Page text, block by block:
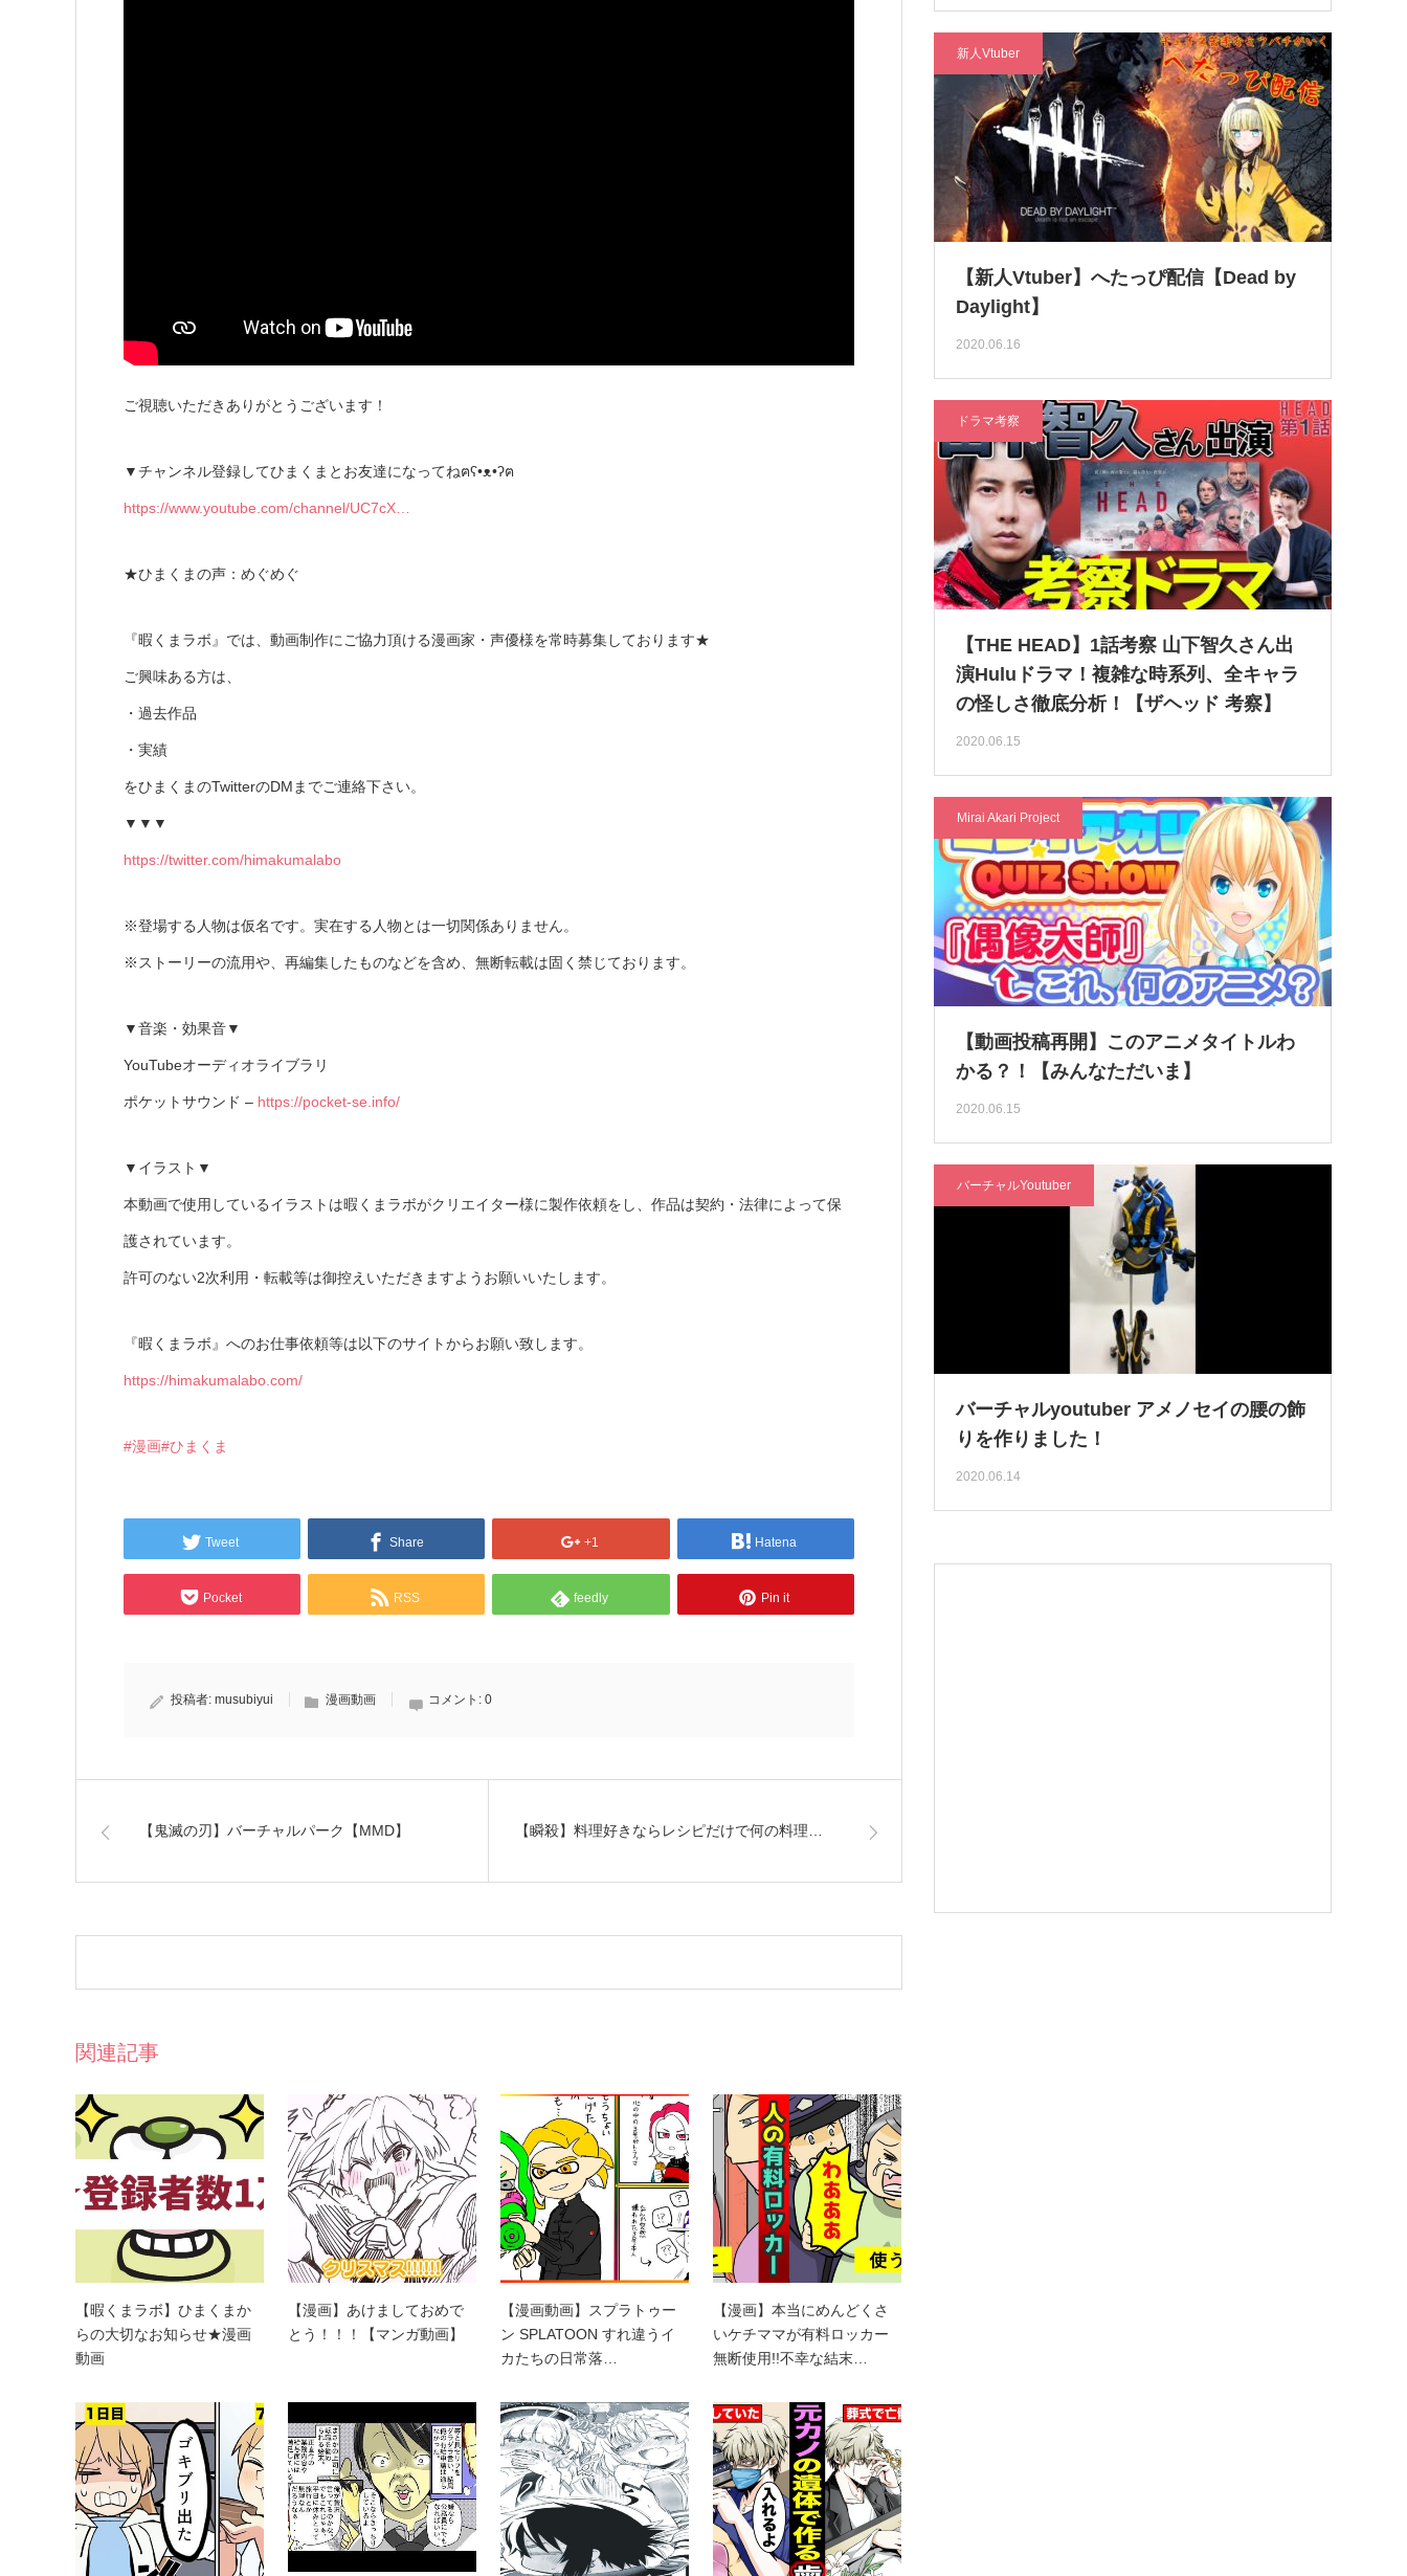
ご視聴いただきありがとうございます！
▼チャンネル登録してひまくまとお友達になってねฅʕ•ᴥ•ʔฅ
https://www.youtube.com/channel/UC7cX…
★ひまくまの声：めぐめぐ
『暇くまラボ』では、動画制作にご協力頂ける漫画家・声優様を常時募集しております★
ご興味ある方は、
・過去作品
・実績
をひまくまのTwitterのDMまでご連絡下さい。
▼▼▼
https://twitter.com/himakumalabo
※登場する人物は仮名です。実在する人物とは一切関係ありません。
※ストーリーの流用や、再編集したものなどを含め、無断転載は固く禁じております。
▼音楽・効果音▼
YouTubeオーディオライブラリ
ポケットサウンド – https://pocket-se.info/
▼イラスト▼
本動画で使用しているイラストは暇くまラボがクリエイター様に製作依頼をし、作品は契約・法律によって保
護されています。
許可のない2次利用・転載等は御控えいただきますようお願いいたします。
『暇くまラボ』へのお仕事依頼等は以下のサイトからお願い致します。
https://himakumalabo.com/
#漫画#ひまくま
Tweet Share +1 Hatena
Pocket RSS feedly Pin it
投稿者: musubiyui 漫画動画 コメント: 0
【鬼滅の刃】バーチャルパーク【MMD】 【瞬殺】料理好きならレシピだけで何の料理…
関連記事
【暇くまラボ】ひまくまか
らの大切なお知らせ★漫画
動画
【漫画】あけましておめで
とう！！！【マンガ動画】
【漫画動画】スプラトゥー
ン SPLATOON すれ違うイ
カたちの日常落…
【漫画】本当にめんどくさ
いケチママが有料ロッカー
無断使用!!不幸な結末…
新人Vtuber
【新人Vtuber】へたっぴ配信【Dead by
Daylight】
2020.06.16
ドラマ考察
【THE HEAD】1話考察 山下智久さん出
演Huluドラマ！複雑な時系列、全キャラ
の怪しさ徹底分析！【ザヘッド 考察】
2020.06.15
Mirai Akari Project
【動画投稿再開】このアニメタイトルわ
かる？！【みんなただいま】
2020.06.15
バーチャルYoutuber
バーチャルyoutuber アメノセイの腰の飾
りを作りました！
2020.06.14